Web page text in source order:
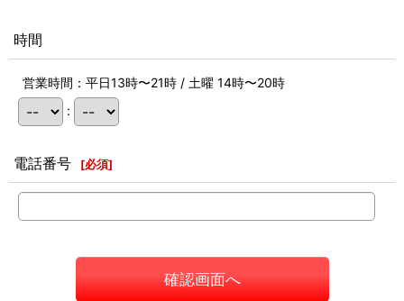
時間
営業時間：平日13時〜21時 / 土曜 14時〜20時
:
電話番号 [必須]
確認画面へ